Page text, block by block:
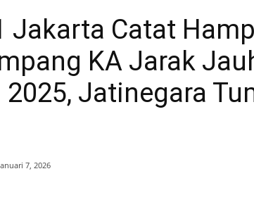
Jakarta Catat
KA Jarak
2025, Jatinegara
7, 2026